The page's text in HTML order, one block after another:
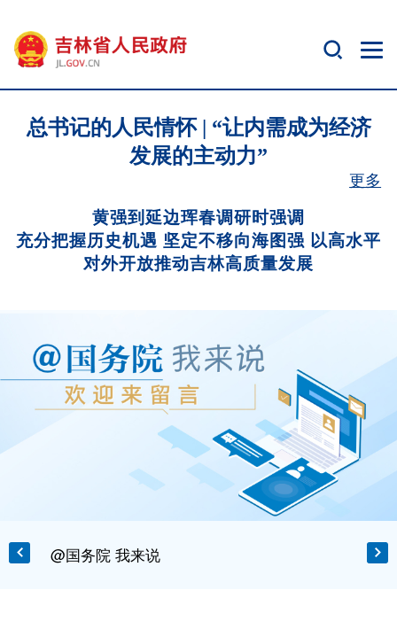
总书记的人民情怀 | “让内需成为经济
发展的主动力”
更多
黄强到延边珲春调研时强调
充分把握历史机遇 坚定不移向海图强 以高水平
对外开放推动吉林高质量发展
@国务院 我来说